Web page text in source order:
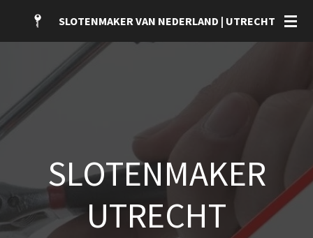
hoofdinhoud
SLOTENMAKER VAN NEDERLAND | UTRECHT
SLOTENMAKER
UTRECHT